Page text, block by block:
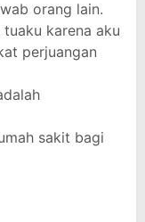
orang lain.
karena aku
perjuangan
sakit bagi